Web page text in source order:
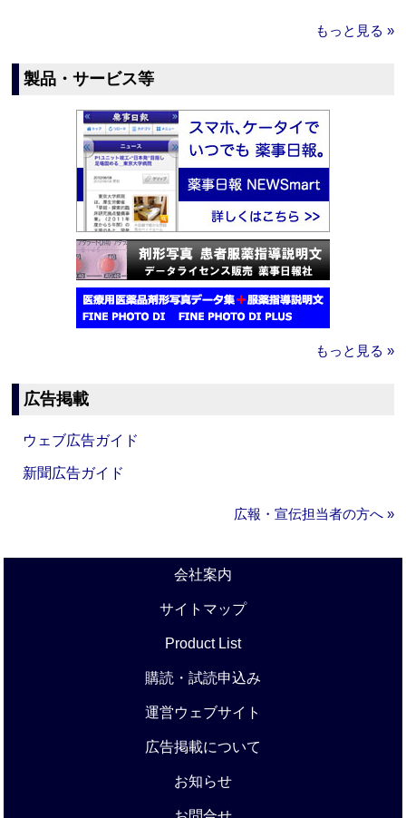
もっと見る »
製品・サービス等
もっと見る »
広告掲載
ウェブ広告ガイド
新聞広告ガイド
広報・宣伝担当者の方へ »
会社案内
サイトマップ
Product List
購読・試読申込み
運営ウェブサイト
広告掲載について
お知らせ